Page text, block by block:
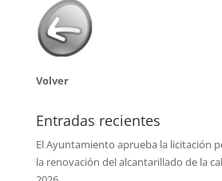
Volver
Entradas recientes
El Ayuntamiento aprueba la licitación
la renovación del alcantarillado de la